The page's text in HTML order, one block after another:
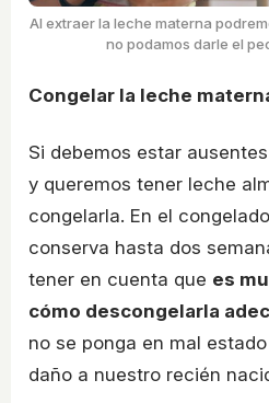
Al extraer la leche materna
no podamos darle el
Congelar la leche
Si debemos estar
y queremos tener leche
congelarla. En el
conserva hasta dos
tener en cuenta que es
cómo descongelarla
no se ponga en mal
daño a nuestro recién